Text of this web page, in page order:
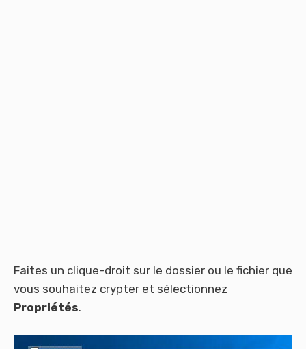
Faites un clique-droit sur le dossier ou le fichier que
vous souhaitez crypter et sélectionnez
Propriétés.